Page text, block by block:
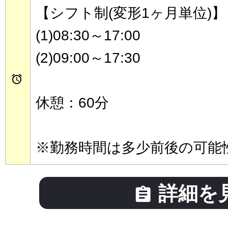

【シフト制(変形1ヶ月単位)】
(1)08:30～17:00
(2)09:00～17:30
休憩：60分
※勤務時間は多少前後の可能
 詳細を